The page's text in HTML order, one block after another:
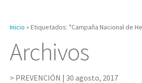
Inicio » Etiquetados: "Campaña Nacional de
Archivos
PREVENCIÓN | 30 agosto, 2017